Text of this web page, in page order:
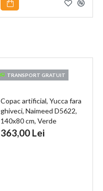
TRANSPORT GRATUIT
Copac artificial, Yucca fara
ghiveci, Naimeed D5622,
140x80 cm, Verde
363,00 Lei